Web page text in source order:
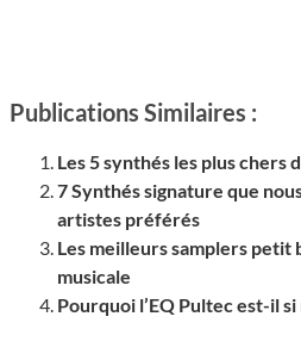
Publications Similaires :
Les 5 synthés les plus chers
7 Synthés signature que
artistes préférés
Les meilleurs samplers
musicale
Pourquoi l’EQ Pultec est-il si